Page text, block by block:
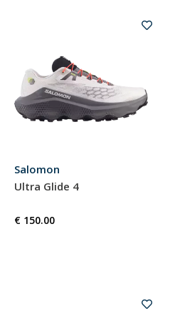
Salomon
Ultra Glide 4
€ 150.00